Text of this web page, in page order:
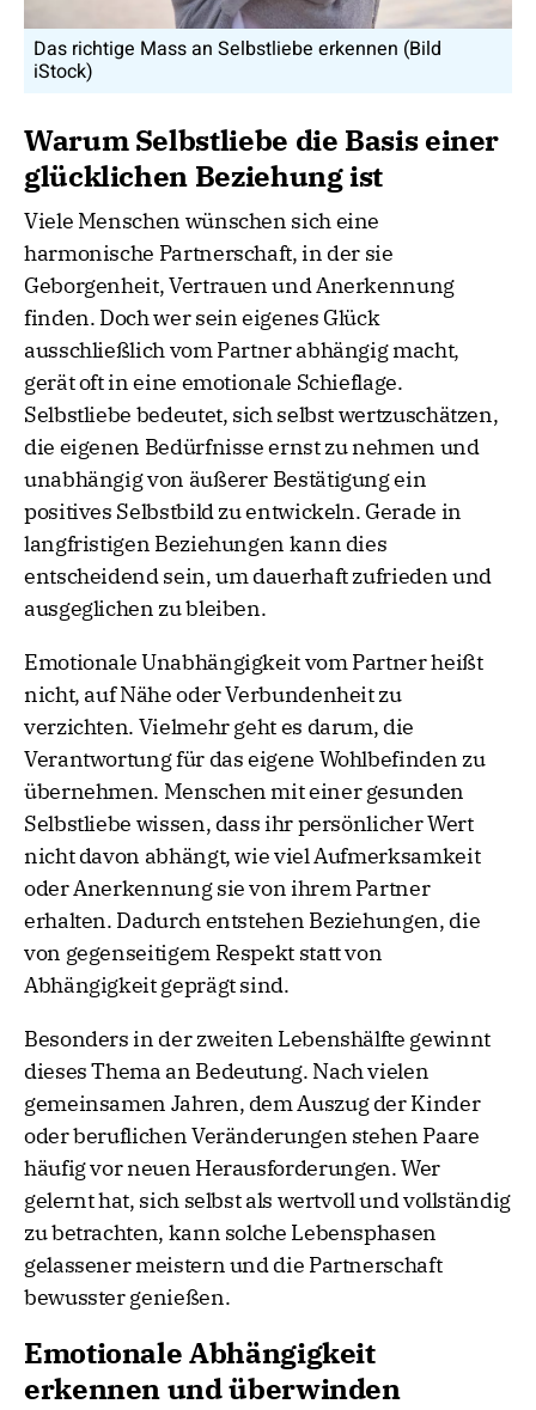
Das richtige Mass an Selbstliebe erkennen (Bild
iStock)
Warum Selbstliebe die Basis einer
glücklichen Beziehung ist
Viele Menschen wünschen sich eine
harmonische Partnerschaft, in der sie
Geborgenheit, Vertrauen und Anerkennung
finden. Doch wer sein eigenes Glück
ausschließlich vom Partner abhängig macht,
gerät oft in eine emotionale Schieflage.
Selbstliebe bedeutet, sich selbst wertzuschätzen,
die eigenen Bedürfnisse ernst zu nehmen und
unabhängig von äußerer Bestätigung ein
positives Selbstbild zu entwickeln. Gerade in
langfristigen Beziehungen kann dies
entscheidend sein, um dauerhaft zufrieden und
ausgeglichen zu bleiben.
Emotionale Unabhängigkeit vom Partner heißt
nicht, auf Nähe oder Verbundenheit zu
verzichten. Vielmehr geht es darum, die
Verantwortung für das eigene Wohlbefinden zu
übernehmen. Menschen mit einer gesunden
Selbstliebe wissen, dass ihr persönlicher Wert
nicht davon abhängt, wie viel Aufmerksamkeit
oder Anerkennung sie von ihrem Partner
erhalten. Dadurch entstehen Beziehungen, die
von gegenseitigem Respekt statt von
Abhängigkeit geprägt sind.
Besonders in der zweiten Lebenshälfte gewinnt
dieses Thema an Bedeutung. Nach vielen
gemeinsamen Jahren, dem Auszug der Kinder
oder beruflichen Veränderungen stehen Paare
häufig vor neuen Herausforderungen. Wer
gelernt hat, sich selbst als wertvoll und vollständig
zu betrachten, kann solche Lebensphasen
gelassener meistern und die Partnerschaft
bewusster genießen.
Emotionale Abhängigkeit
erkennen und überwinden